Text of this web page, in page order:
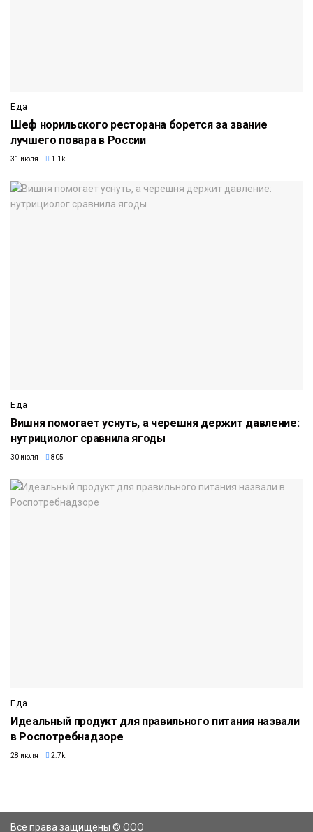
Еда
Шеф норильского ресторана борется за звание
лучшего повара в России
31 июля 1.1k
Еда
Вишня помогает уснуть, а черешня держит давление:
нутрициолог сравнила ягоды
30 июля 805
Еда
Идеальный продукт для правильного питания назвали
в Роспотребнадзоре
28 июля 2.7k
Все права защищены © ООО